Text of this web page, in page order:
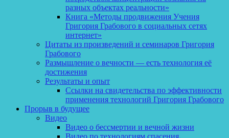
разных объектах реальности»
Книга «Методы продвижения Учения
Григория Грабового в социальных сетях
интернет»
Цитаты из произведений и семинаров Григория
Грабового
Размышление о вечности — есть технология её
достижения
Результаты и опыт
Ссылки на свидетельства по эффективности
применения технологий Григория Грабового
Прорыв в будущее
Видео
Видео о бессмертии и вечной жизни